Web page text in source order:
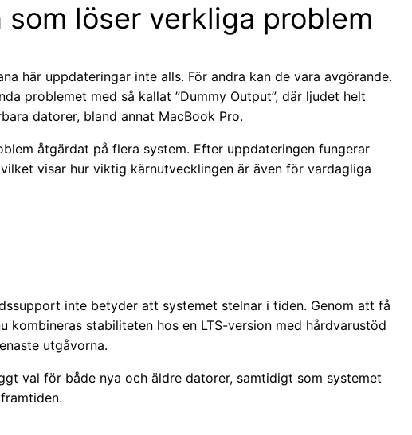
löser verkliga problem
här uppdateringar inte alls. För andra kan de vara avgörande.
problemet med så kallat ”Dummy Output”, där ljudet helt
datorer, bland annat MacBook Pro.
åtgärdat på flera system. Efter uppdateringen fungerar
visar hur viktig kärnutvecklingen är även för vardagliga
inte betyder att systemet stelnar i tiden. Genom att få
kombineras stabiliteten hos en LTS-version med hårdvarustöd
utgåvorna.
val för både nya och äldre datorer, samtidigt som systemet